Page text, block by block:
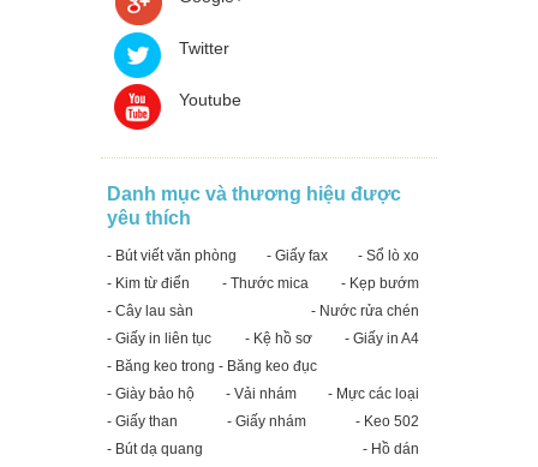
Twitter
Youtube
Danh mục và thương hiệu được
yêu thích
- Bút viết văn phòng - Giấy fax
- Sổ lò xo
- Kim từ điển
- Thước mica
- Kẹp bướm
- Cây lau sàn
- Nước rửa chén
- Giấy in liên tục
- Kệ hồ sơ
- Giấy in A4
- Băng keo trong - Băng keo đục
- Giày bảo hộ
- Vải nhám
- Mực các loại
- Giấy than
- Giấy nhám
- Keo 502
- Bút dạ quang
- Hồ dán